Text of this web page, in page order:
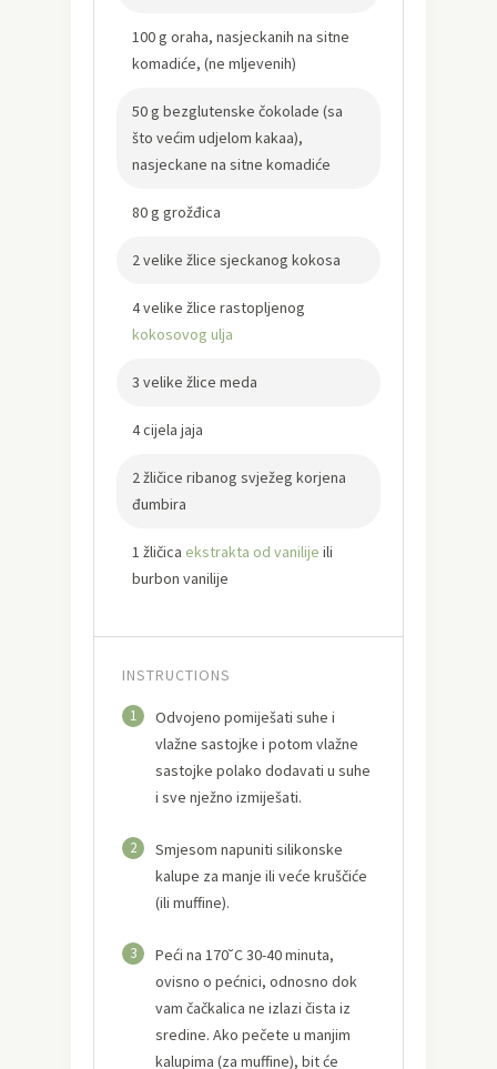
100 g oraha, nasjeckanih na sitne
komadiće, (ne mljevenih)
50 g bezglutenske čokolade (sa
što većim udjelom kakaa),
nasjeckane na sitne komadiće
80 g grožđica
2 velike žlice sjeckanog kokosa
4 velike žlice rastopljenog
kokosovog ulja
3 velike žlice meda
4 cijela jaja
2 žličice ribanog svježeg korjena
đumbira
1 žličica ekstrakta od vanilije ili
burbon vanilije
INSTRUCTIONS
1
Odvojeno pomiješati suhe i
vlažne sastojke i potom vlažne
sastojke polako dodavati u suhe
i sve nježno izmiješati.
2
Smjesom napuniti silikonske
kalupe za manje ili veće kruščiće
(ili muffine).
3
Peći na 170˘C 30-40 minuta,
ovisno o pećnici, odnosno dok
vam čačkalica ne izlazi čista iz
sredine. Ako pečete u manjim
kalupima (za muffine), bit će